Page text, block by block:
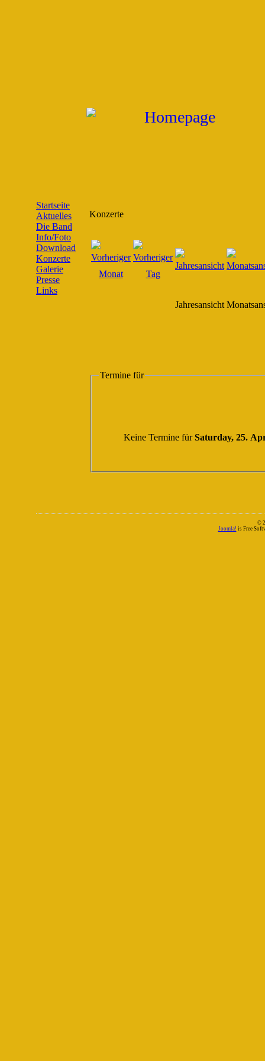
Startseite
Aktuelles
Die Band
Info/Foto
Download
Konzerte
Galerie
Presse
Links
Konzerte
Jahresansicht
Termine für
Keine Termine fürSaturday, 25.
©
Joomla! is Free